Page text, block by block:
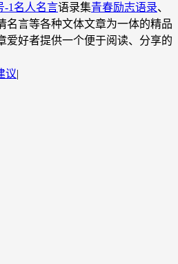
-1 名人名言语录集青春励志语录、
名言等各种文体文章为一体的精品
爱好者提供一个便于阅读、分享的
议|